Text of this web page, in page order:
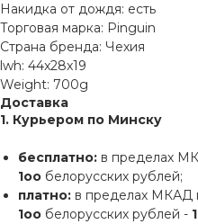
Накидка от дождя: есть
Торговая марка: Pinguin
Страна бренда: Чехия
lwh: 44x28x19
Weight: 700g
Доставка
1. Курьером по Минску
бесплатно: в пределах
1оо белорусских рублей;
платно: в пределах МКАД
1оо белорусских рублей -